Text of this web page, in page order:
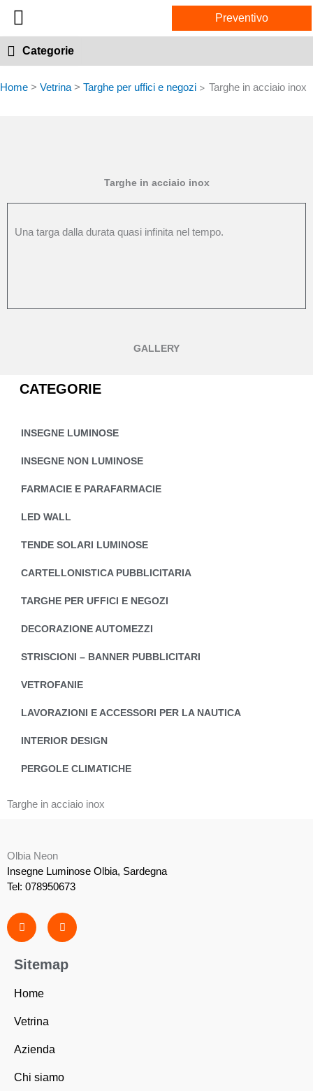
contenuto
Preventivo
CATEGORIE
INSEGNE LUMINOSE
INSEGNE NON LUMINOSE
FARMACIE E PARAFARMACIE
LED WALL
TENDE SOLARI LUMINOSE
CARTELLONISTICA PUBBLICITARIA
TARGHE PER UFFICI E NEGOZI
DECORAZIONE AUTOMEZZI
STRISCIONI – BANNER PUBBLICITARI
VETROFANIE
LAVORAZIONI E ACCESSORI PER LA NAUTICA
INTERIOR DESIGN
PERGOLE CLIMATICHE
Categorie
Home > Vetrina > Targhe per uffici e negozi > Targhe in acciaio inox
Targhe in acciaio inox
Una targa dalla durata quasi infinita nel tempo.
GALLERY
Targhe in acciaio inox
Olbia Neon
Insegne Luminose Olbia, Sardegna
Tel: 078950673
F
a
c
b
o
k
-
I
n
s
a
g
Sitemap
Home
Vetrina
Azienda
Chi siamo